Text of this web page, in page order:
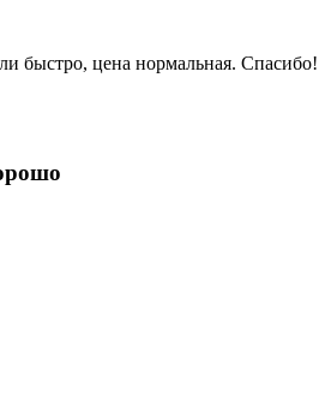
быстро, цена нормальная. Спасибо!